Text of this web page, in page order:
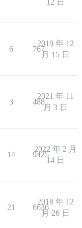
12 日
6 767
2019 年 12
月 15 日
3 488
2021 年 11
月 3 日
14 9425
2022 年 2 月
14 日
21 6636
2018 年 12
月 26 日